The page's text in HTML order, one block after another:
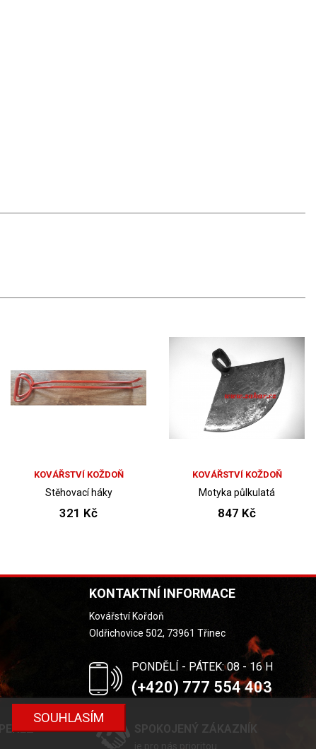
KOVÁŘSTVÍ KOŽDOŇ
Stěhovací háky
321 Kč
KOVÁŘSTVÍ KOŽDOŇ
Motyka půlkulatá
847 Kč
KONTAKTNÍ INFORMACE
Kovářství Kořdoň
Oldřichovice 502, 73961 Třinec
PONDĚLÍ - PÁTEK: 08 - 16 H
(+420) 777 554 403
SOUHLASÍM
SPOKOJENÝ ZÁKAZNÍK
je pro nás prioritou